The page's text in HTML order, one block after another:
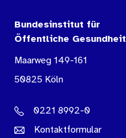
Bundesinstitut für
Öffentliche Gesundheit
Maarweg 149-161
50825 Köln
0221 8992-0
Kontaktformular